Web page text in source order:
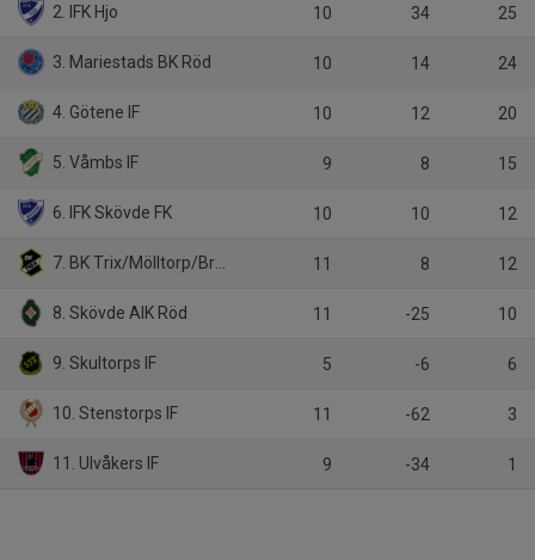
2. IFK Hjo 10 34 25
3. Mariestads BK Röd 10 14 24
4. Götene IF 10 12 20
5. Våmbs IF 9 8 15
6. IFK Skövde FK 10 10 12
7. BK Trix/Mölltorp/Brevik 11 8 12
8. Skövde AIK Röd 11 -25 10
9. Skultorps IF 5 -6 6
10. Stenstorps IF 11 -62 3
11. Ulvåkers IF 9 -34 1